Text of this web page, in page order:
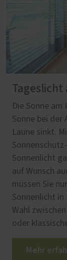
Tageslicht
Die Sonne
Sonne bei der
Laune sinkt.
Sonnenlicht
auf Wunsch
müssen Sie
Sonnenlicht in
Wahl
oder
Mehr